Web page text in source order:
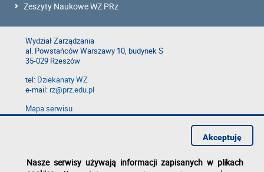
Zeszyty Naukowe WZ PRz
Wydział Zarządzania
al. Powstańców Warszawy 10, budynek S
35-029 Rzeszów
tel: Dziekanaty WZ
e-mail:rz@prz.edu.pl
Mapa serwisu
Deklaracja dostępności
Nasze serwisy używają informacji zapisanych w plikach
Akceptuję